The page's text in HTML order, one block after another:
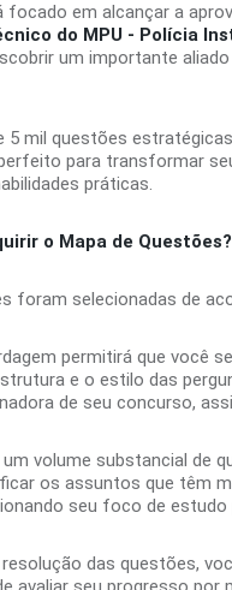
focado em alcançar a
do MPU - Polícia
um importante
5 mil questões
para transformar
práticas.
o Mapa de Questões?
foram selecionadas de
permitirá que você
e o estilo das
de seu concurso,
um volume substancial de
os assuntos que têm
seu foco de estudo
resolução das questões,